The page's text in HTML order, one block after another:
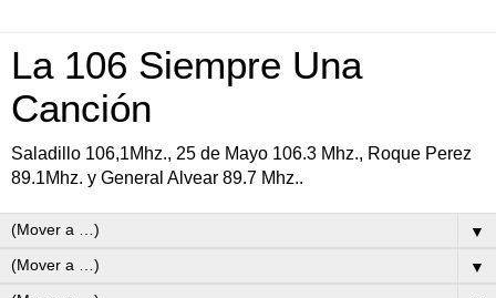
La 106 Siempre Una
Canción
Saladillo 106,1Mhz., 25 de Mayo 106.3 Mhz., Roque Perez
89.1Mhz. y General Alvear 89.7 Mhz..
▼
▼